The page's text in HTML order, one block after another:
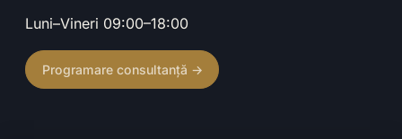
Luni–Vineri 09:00–18:00
Programare consultanță →